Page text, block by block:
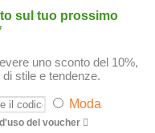
sul tuo prossimo
uno sconto del 10%,
stile e tendenze.
Moda
del voucher